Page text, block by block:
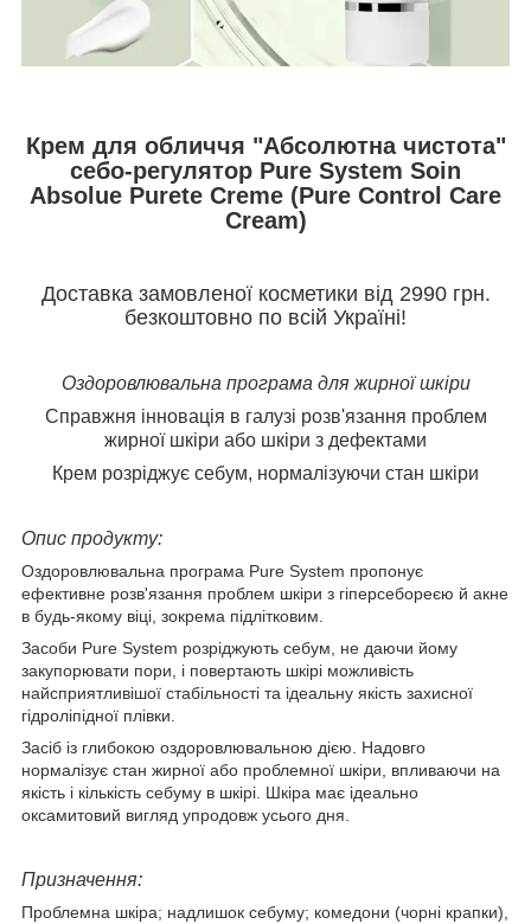
Крем для обличчя "Абсолютна чистота"
себо-регулятор Pure System Soin
Absolue Purete Creme (Pure Control Care
Cream)
Доставка замовленої косметики від 2990 грн.
безкоштовно по всій Україні!
Оздоровлювальна програма для жирної шкіри
Справжня інновація в галузі розв'язання проблем
жирної шкіри або шкіри з дефектами
Крем розріджує себум, нормалізуючи стан шкіри
Опис продукту:
Оздоровлювальна програма Pure System пропонує
ефективне розв'язання проблем шкіри з гіперсебореєю й акне
в будь-якому віці, зокрема підлітковим.
Засоби Pure System розріджують себум, не даючи йому
закупорювати пори, і повертають шкірі можливість
найсприятливішої стабільності та ідеальну якість захисної
гідроліпідної плівки.
Засіб із глибокою оздоровлювальною дією. Надовго
нормалізує стан жирної або проблемної шкіри, впливаючи на
якість і кількість себуму в шкірі. Шкіра має ідеально
оксамитовий вигляд упродовж усього дня.
Призначення:
Проблемна шкіра; надлишок себуму; комедони (чорні крапки),